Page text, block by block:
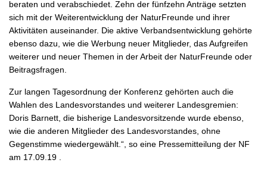
beraten und verabschiedet. Zehn der fünfzehn Anträge setzten
sich mit der Weiterentwicklung der NaturFreunde und ihrer
Aktivitäten auseinander. Die aktive Verbandsentwicklung gehörte
ebenso dazu, wie die Werbung neuer Mitglieder, das Aufgreifen
weiterer und neuer Themen in der Arbeit der NaturFreunde oder
Beitragsfragen.
Zur langen Tagesordnung der Konferenz gehörten auch die
Wahlen des Landesvorstandes und weiterer Landesgremien:
Doris Barnett, die bisherige Landesvorsitzende wurde ebenso,
wie die anderen Mitglieder des Landesvorstandes, ohne
Gegenstimme wiedergewählt.“, so eine Pressemitteilung der NF
am 17.09.19 .